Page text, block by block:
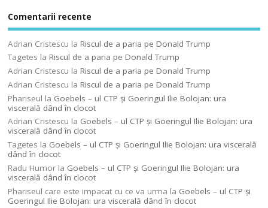
Comentarii recente
Adrian Cristescu laRiscul de a paria pe Donald Trump
Tagetes laRiscul de a paria pe Donald Trump
Adrian Cristescu laRiscul de a paria pe Donald Trump
Adrian Cristescu laRiscul de a paria pe Donald Trump
Phariseul la Goebels – ul CTP şi Goeringul Ilie Bolojan: ura
viscerală dând în clocot
Adrian Cristescu la Goebels – ul CTP şi Goeringul Ilie Bolojan: ura
viscerală dând în clocot
Tagetes la Goebels – ul CTP şi Goeringul Ilie Bolojan: ura viscerală
dând în clocot
Radu Humor la Goebels – ul CTP şi Goeringul Ilie Bolojan: ura
viscerală dând în clocot
Phariseul care este impacat cu ce va urma la Goebels – ul CTP şi
Goeringul Ilie Bolojan: ura viscerală dând în clocot